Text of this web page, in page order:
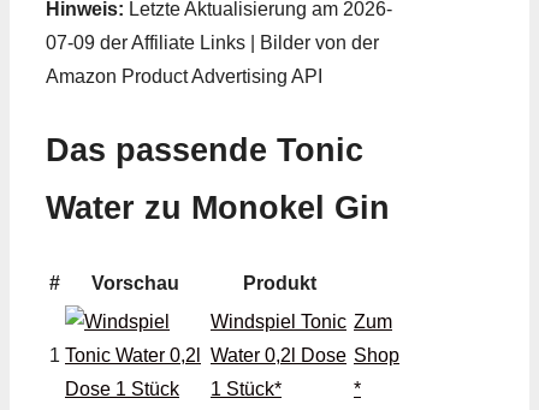
Hinweis: Letzte Aktualisierung am 2026-
07-09 der Affiliate Links | Bilder von der
Amazon Product Advertising API
Das passende Tonic
Water zu Monokel Gin
# Vorschau Produkt
1
Windspiel Tonic
Water 0,2l Dose
1 Stück*
Zum
Shop
*